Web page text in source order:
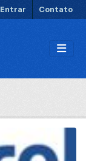
Entrar Contato